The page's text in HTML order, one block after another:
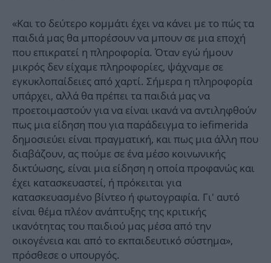
«Και το δεύτερο κομμάτι έχει να κάνει με το πώς τα
παιδιά μας θα μπορέσουν να μπουν σε μια εποχή
που επικρατεί η πληροφορία. Όταν εγώ ήμουν
μικρός δεν είχαμε πληροφορίες, ψάχναμε σε
εγκυκλοπαίδειες από χαρτί. Σήμερα η πληροφορία
υπάρχει, αλλά θα πρέπει τα παιδιά μας να
προετοιμαστούν για να είναι ικανά να αντιληφθούν
πως μια είδηση που για παράδειγμα το iefimerida
δημοσιεύει είναι πραγματική, και πως μια άλλη που
διαβάζουν, ας πούμε σε ένα μέσο κοινωνικής
δικτύωσης, είναι μια είδηση η οποία προφανώς και
έχει κατασκευαστεί, ή πρόκειται για
κατασκευασμένο βίντεο ή φωτογραφία. Γι' αυτό
είναι θέμα πλέον ανάπτυξης της κριτικής
ικανότητας του παιδιού μας μέσα από την
οικογένεια και από το εκπαιδευτικό σύστημα»,
πρόσθεσε ο υπουργός.